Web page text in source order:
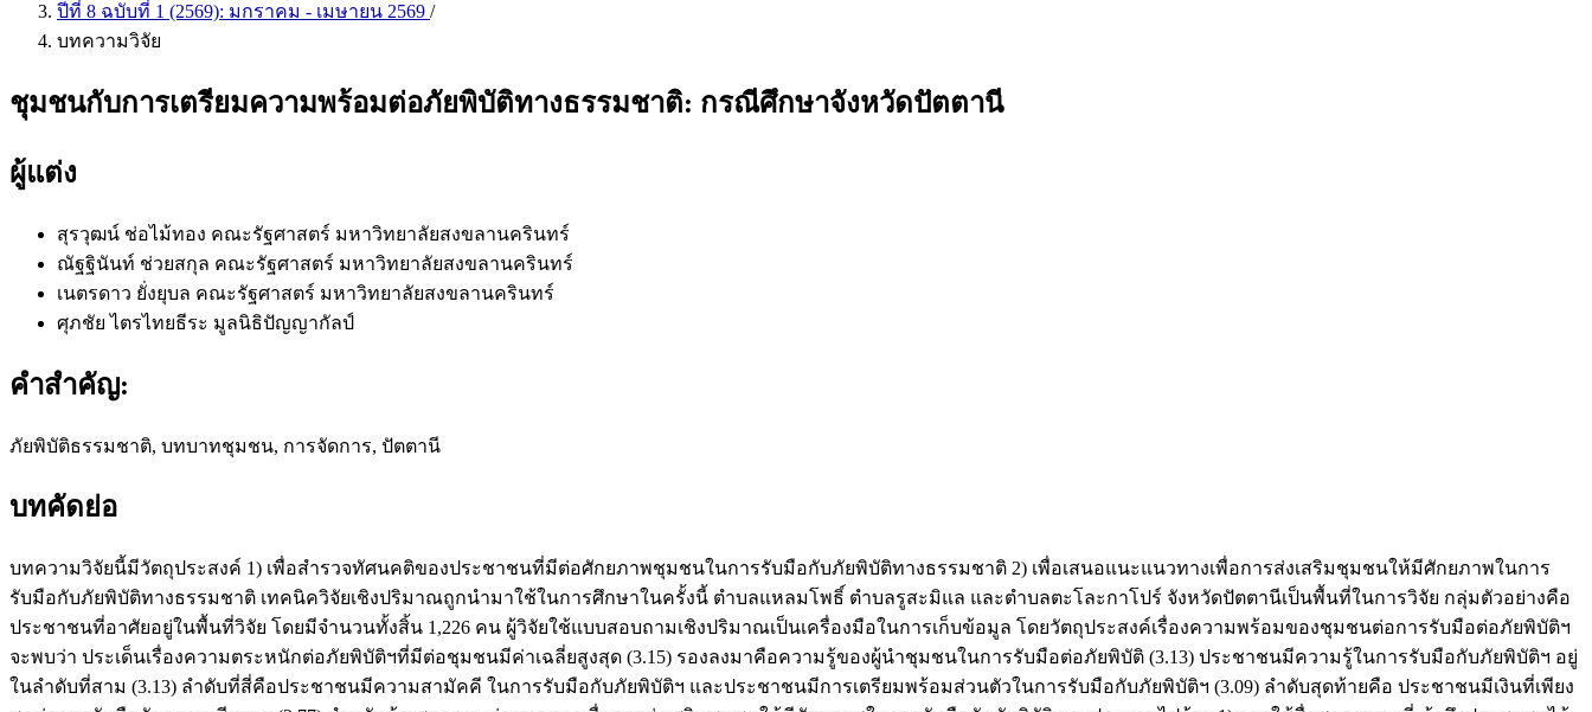
ปีที่ 8 ฉบับที่ 1 (2569): มกราคม - เมษายน 2569 /
บทความวิจัย
ชุมชนกับการเตรียมความพร้อมต่อภัยพิบัติทางธรรมชาติ: กรณีศึกษาจังหวัดปัตตานี
ผู้แต่ง
สุรวุฒน์ ช่อไม้ทอง คณะรัฐศาสตร์ มหาวิทยาลัยสงขลานครินทร์
ณัฐฐินันท์ ช่วยสกุล คณะรัฐศาสตร์ มหาวิทยาลัยสงขลานครินทร์
เนตรดาว ยั่งยุบล คณะรัฐศาสตร์ มหาวิทยาลัยสงขลานครินทร์
ศุภชัย ไตรไทยธีระ มูลนิธิปัญญากัลป์
คำสำคัญ:
ภัยพิบัติธรรมชาติ, บทบาทชุมชน, การจัดการ, ปัตตานี
บทคัดย่อ
บทความวิจัยนี้มีวัตถุประสงค์ 1) เพื่อสำรวจทัศนคติของประชาชนที่มีต่อศักยภาพชุมชนในการรับมือกับภัยพิบัติทางธรรมชาติ 2) เพื่อเสนอแนะแนวทางเพื่อการส่งเสริมชุมชนให้มีศักยภาพในการ
รับมือกับภัยพิบัติทางธรรมชาติ เทคนิควิจัยเชิงปริมาณถูกนำมาใช้ในการศึกษาในครั้งนี้ ตำบลแหลมโพธิ์ ตำบลรูสะมิแล และตำบลตะโละกาโปร์ จังหวัดปัตตานีเป็นพื้นที่ในการวิจัย กลุ่มตัวอย่างคือ
ประชาชนที่อาศัยอยู่ในพื้นที่วิจัย โดยมีจำนวนทั้งสิ้น 1,226 คน ผู้วิจัยใช้แบบสอบถามเชิงปริมาณเป็นเครื่องมือในการเก็บข้อมูล โดยวัตถุประสงค์เรื่องความพร้อมของชุมชนต่อการรับมือต่อภัยพิบัติฯ
จะพบว่า ประเด็นเรื่องความตระหนักต่อภัยพิบัติฯที่มีต่อชุมชนมีค่าเฉลี่ยสูงสุด (3.15) รองลงมาคือความรู้ของผู้นำชุมชนในการรับมือต่อภัยพิบัติ (3.13) ประชาชนมีความรู้ในการรับมือกับภัยพิบัติฯ อยู่
ในลำดับที่สาม (3.13) ลำดับที่สี่คือประชาชนมีความสามัคคี ในการรับมือกับภัยพิบัติฯ และประชาชนมีการเตรียมพร้อมส่วนตัวในการรับมือกับภัยพิบัติฯ (3.09) ลำดับสุดท้ายคือ ประชาชนมีเงินที่เพียง